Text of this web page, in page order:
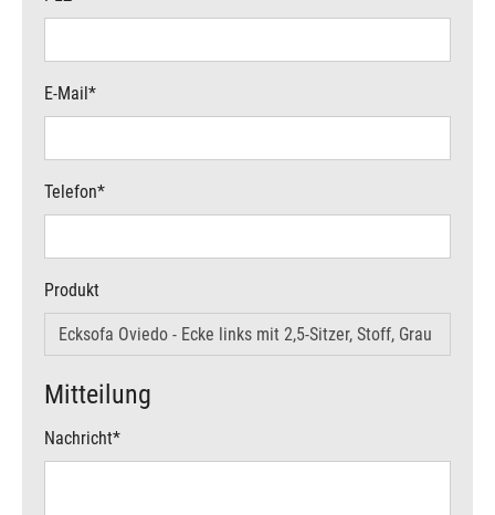
E-Mail*
Telefon*
Produkt
Mitteilung
Nachricht*